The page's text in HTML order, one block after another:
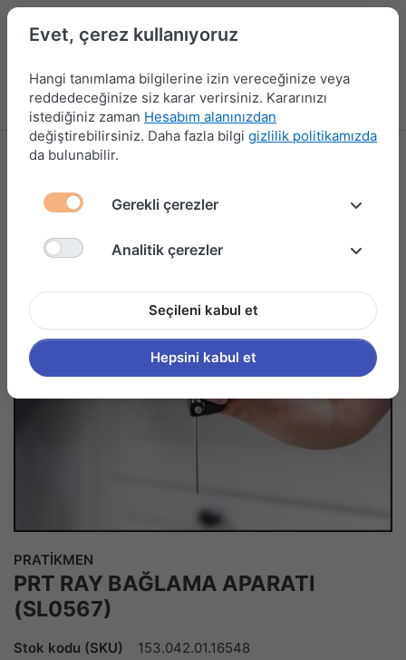
Menü Kampanyalar Yeni Ürünler Giriş yap
PRATİKMEN
PRT RAY BAĞLAMA APARATI
(SL0567)
Stok kodu (SKU) 153.042.01.16548
Evet, çerez kullanıyoruz
Hangi tanımlama bilgilerine izin vereceğinize veya
reddedeceğinize siz karar verirsiniz. Kararınızı
istediğiniz zaman Hesabım alanınızdan
değiştirebilirsiniz. Daha fazla bilgi gizlilik politikamızda
da bulunabilir.
Gerekli çerezler
Analitik çerezler
Seçileni kabul et
Hepsini kabul et